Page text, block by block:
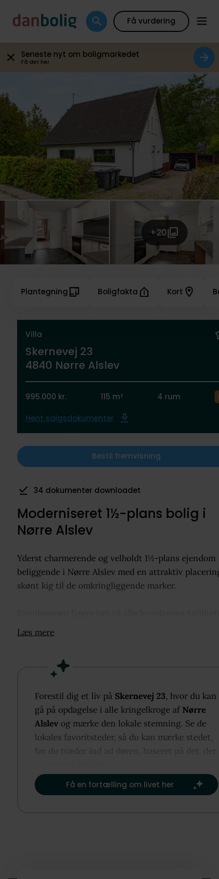
Få vurdering
Seneste nyt om boligmarkedet
Få det her
+20
Villa
Skernevej 23
4840 Nørre Alslev
995.000 kr. 115 m² 4 rum
Hent salgsdokumenter
Bestil fremvisning
Plantegning Boligfakta Kort
21 visninger de seneste 7 dage
Moderniseret 1½-plans bolig i
Nørre Alslev
Yderst charmerende og velholdt 1½-plans ejendom
beliggende i Nørre Alslev med en attraktiv
skønt kig til de omkringliggende marker.
herunder børneinstitutioner, skole, indkøb,
seneste par år, herunder med et nyere og
køkken, som fremstår lyst og funktionelt.
Boligen er indrettet med praktisk baggang, mindre
pænt badeværelse med toilet, bruseniche,
opholdsrum. Herudover stor, lys stue med et dejligt
lysindfald samt stort soveværelse med direkte
Læs mere
Forestil dig et liv på Skernevej 23, hvor du kan
gå på opdagelse i alle kringelkroge af Nørre
Alslev og mærke den lokale stemning. Se de
lokales favoritsteder, så du kan mærke stedet,
før du træder ind ad døren, baseret på det, der
Få en fortælling om livet her
Plantegning Boligfakta Kort Beregn boliglån